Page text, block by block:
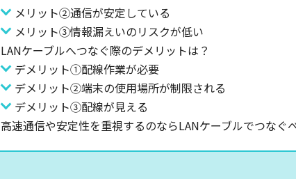
メリット②通信が安定している
メリット③情報漏えいのリスクが低い
LANケーブルへつなぐ際のデメリットは？
デメリット①配線作業が必要
デメリット②端末の使用場所が制限される
デメリット③配線が見える
高速通信や安定性を重視するのならLANケーブルでつなぐ